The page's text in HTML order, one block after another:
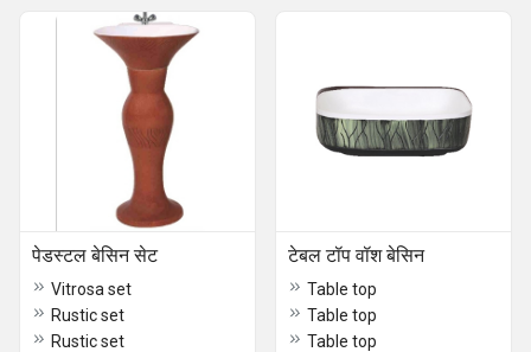
पेडस्टल बेसिन सेट
Vitrosa set
Rustic set
Rustic set
टेबल टॉप वॉश बेसिन
Table top
Table top
Table top